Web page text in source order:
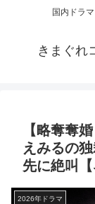
国内ドラ
きまぐれ
【略奪奪
えみるの
先に絶叫【
2026年ドラマ